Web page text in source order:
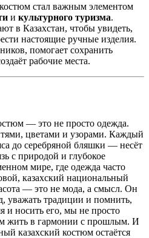
стал важным элементом
и культурного туризма.
в Казахстан, чтобы увидеть,
настоящие ручные изделия.
помогает сохранить
рабочие места.
— это не просто одежда.
цветами и узорами. Каждый
до серебряной бляшки — несёт
с природой и глубокое
мире, где одежда часто
казахский национальный
— это не мода, а смысл. Он
уважать традиции и помнить,
и носить его, мы не просто
жить в гармонии с прошлым. И
казахский костюм остаётся